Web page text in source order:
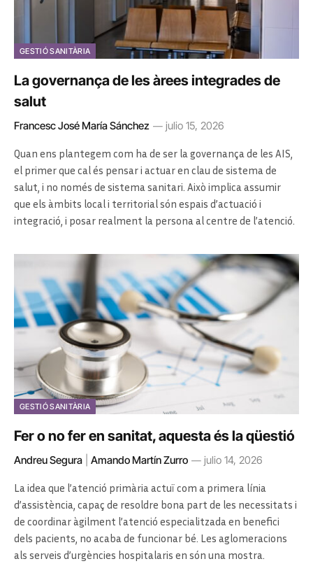
GESTIÓ SANITÀRIA
La governança de les àrees integrades de
salut
Francesc José María Sánchez julio 15, 2026
Quan ens plantegem com ha de ser la governança de les AIS,
el primer que cal és pensar i actuar en clau de sistema de
salut, i no només de sistema sanitari. Això implica assumir
que els àmbits local i territorial són espais d’actuació i
integració, i posar realment la persona al centre de l’atenció.
GESTIÓ SANITÀRIA
Fer o no fer en sanitat, aquesta és la qüestió
Andreu Segura Amando Martín Zurro julio 14, 2026
La idea que l’atenció primària actuï com a primera línia
d’assistència, capaç de resoldre bona part de les necessitats i
de coordinar àgilment l’atenció especialitzada en benefici
dels pacients, no acaba de funcionar bé. Les aglomeracions
als serveis d’urgències hospitalaris en són una mostra.